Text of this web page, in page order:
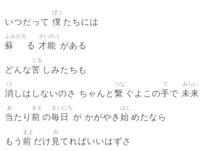
いつだって 僕
ぼく
たちには
蘇
よみがえ
る 才能
さいのう
がある
どんな苦
くる
しみたちも
消
け
しはしないのさ ちゃんと 繋
つな
ぐよこの手
て
で 未来
みらい
当
あ
たり 前
まえ
の毎日
まいにち
が かがやき 始
はじ
めたなら
もう 前
まえ
だけ 見
み
てればいいはずさ